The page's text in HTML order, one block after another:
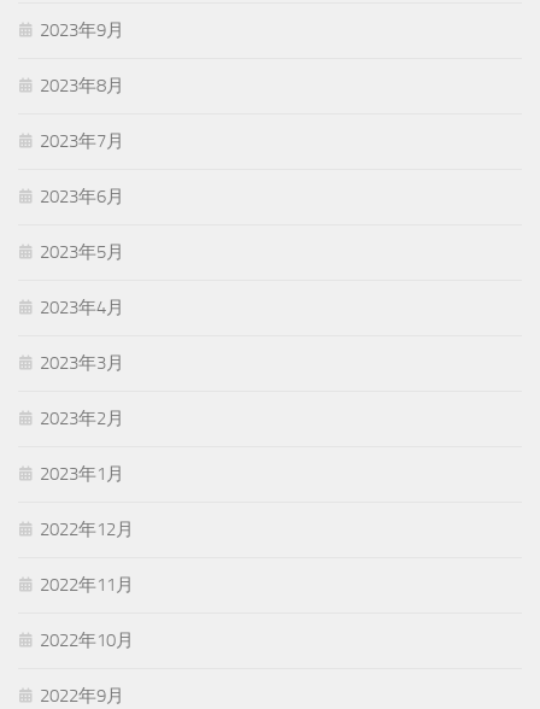
2023年9月
2023年8月
2023年7月
2023年6月
2023年5月
2023年4月
2023年3月
2023年2月
2023年1月
2022年12月
2022年11月
2022年10月
2022年9月